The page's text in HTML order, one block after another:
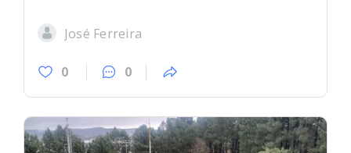
José Ferreira
0 0